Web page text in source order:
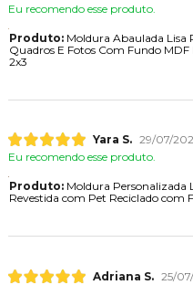
Eu recomendo esse produto.
Produto:Moldura Abaulada Lisa
Quadros E Fotos Com Fundo
2x3
Yara S. 29/07/
Eu recomendo esse produto.
Produto:Moldura Personalizada
Revestida com Pet Reciclado com
Adriana S. 25/